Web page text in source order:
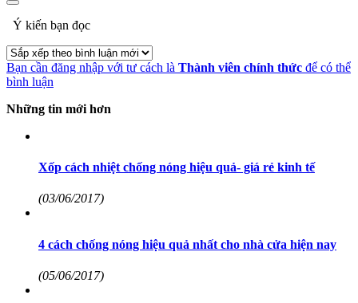
Ý kiến bạn đọc
Bạn cần đăng nhập với tư cách là Thành viên chính thức để có thể
bình luận
Những tin mới hơn
Xốp cách nhiệt chống nóng hiệu quả- giá rẻ kinh tế
(03/06/2017)
4 cách chống nóng hiệu quả nhất cho nhà cửa hiện nay
(05/06/2017)